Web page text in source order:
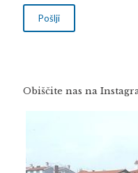
Obiščite nas na